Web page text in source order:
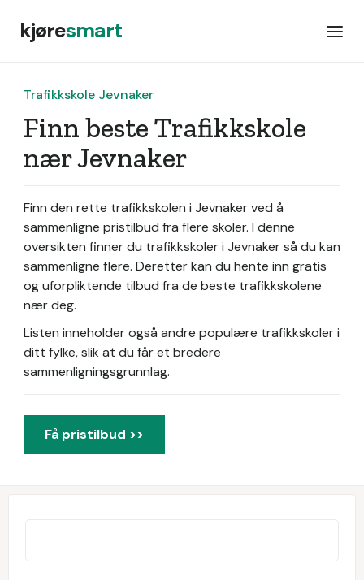
kjøresmart
Trafikkskole Jevnaker
Finn beste Trafikkskole
nær Jevnaker
Finn den rette trafikkskolen i Jevnaker ved å
sammenligne pristilbud fra flere skoler. I denne
oversikten finner du trafikkskoler i Jevnaker så du kan
sammenligne flere. Deretter kan du hente inn gratis
og uforpliktende tilbud fra de beste trafikkskolene
nær deg.
Listen inneholder også andre populære trafikkskoler i
ditt fylke, slik at du får et bredere
sammenligningsgrunnlag.
Få pristilbud >>